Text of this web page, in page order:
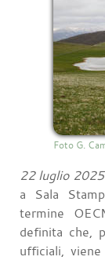
Foto G.
22 luglio 2025
a Sala
termine
definita che,
ufficiali,